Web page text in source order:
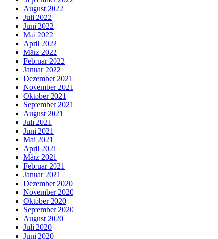
August 2022
Juli 2022
Juni 2022
Mai 2022
April 2022
März 2022
Februar 2022
Januar 2022
Dezember 2021
November 2021
Oktober 2021
September 2021
August 2021
Juli 2021
Juni 2021
Mai 2021
April 2021
März 2021
Februar 2021
Januar 2021
Dezember 2020
November 2020
Oktober 2020
September 2020
August 2020
Juli 2020
Juni 2020